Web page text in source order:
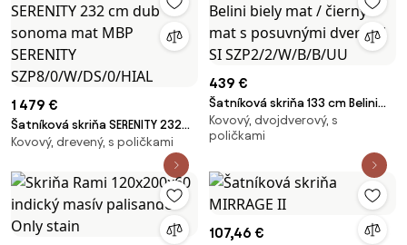
1 479 €
Šatníková skriňa SERENITY 232
cm dub sonoma mat MBP
SERENITY SZP8/0/W/DS/0/HIAL
Kovový, drevený, s poličkami
439 €
Šatníková skriňa 133 cm Belini
biely mat / čierny mat s
posuvnými dverami SI
Kovový, dvojdverový, s
poličkami
107,46 €